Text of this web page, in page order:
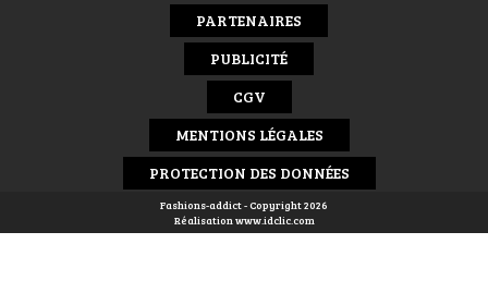
PARTENAIRES
PUBLICITÉ
CGV
MENTIONS LÉGALES
PROTECTION DES DONNÉES
Fashions-addict - Copyright 2026
Réalisation www.idclic.com